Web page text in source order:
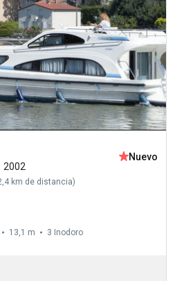
2002
km de distancia)
Nuevo
13,1 m 3 Inodoro